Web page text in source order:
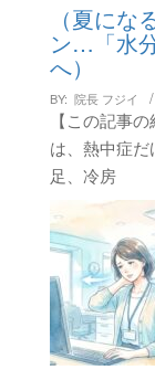
（夏に
ン…「水
へ）
BY: 院長 フジイ
【この記事
は、熱中症
足、冷房